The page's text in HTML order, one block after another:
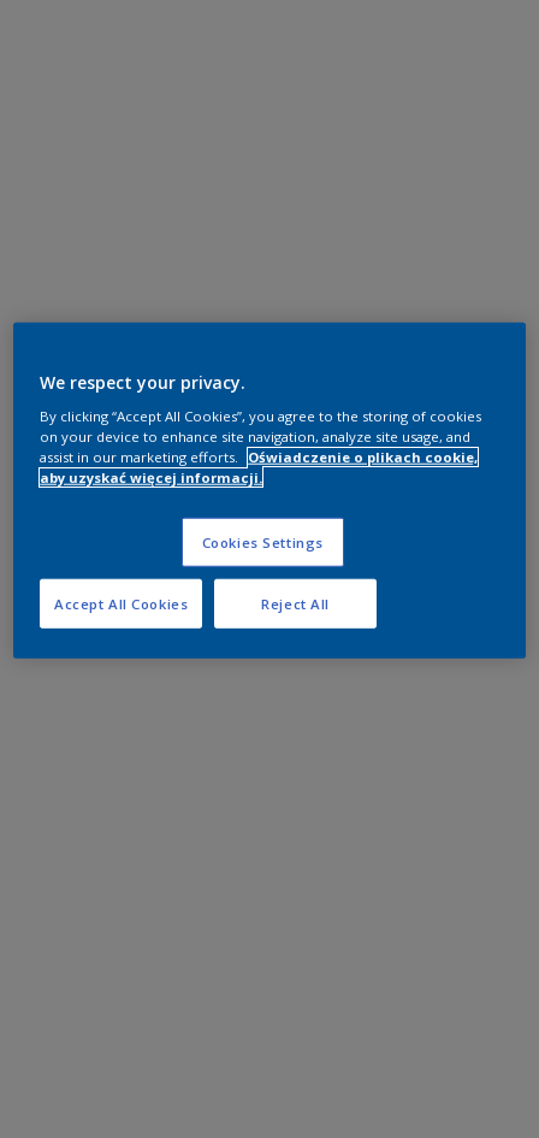
We respect your privacy.
By clicking “Accept All Cookies”, you agree to the storing of cookies
on your device to enhance site navigation, analyze site usage, and
assist in our marketing efforts.
Oświadczenie o plikach cookie,
aby uzyskać więcej informacji.
Cookies Settings
Reject All
Accept All Cookies